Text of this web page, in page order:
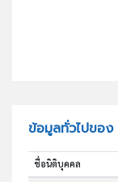
ข้อมูลทั่วไปขอ
ชื่อนิติบุคคล